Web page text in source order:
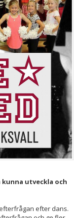
utveckla och
efter dans.